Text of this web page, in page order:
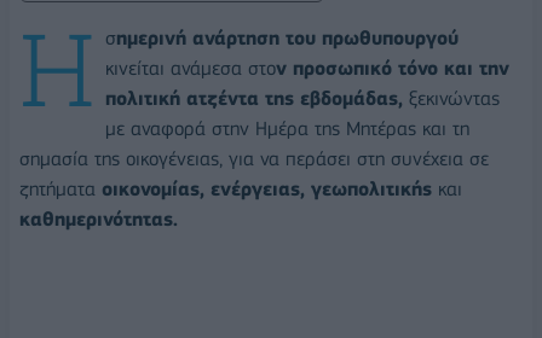
Η σημερινή ανάρτηση του πρωθυπουργού
κινείται ανάμεσα στον προσωπικό τόνο και την
πολιτική ατζέντα της εβδομάδας, ξεκινώντας
με αναφορά στην Ημέρα της Μητέρας και τη
σημασία της οικογένειας, για να περάσει στη συνέχεια σε
ζητήματα οικονομίας, ενέργειας, γεωπολιτικής και
καθημερινότητας.